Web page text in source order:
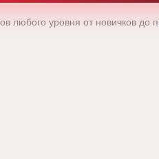
любого уровня от новичков до